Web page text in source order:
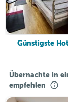
Günstigste
Übernachte in
empfehlen